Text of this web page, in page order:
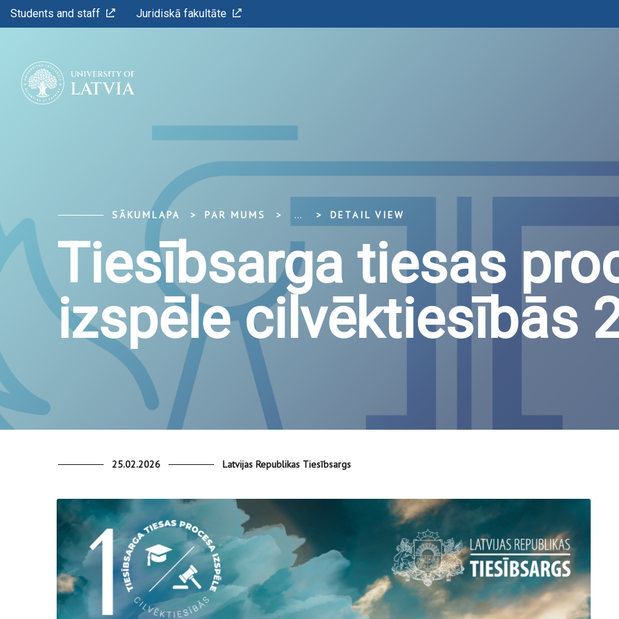
Students and staff Juridiskā fakultāte
SĀKUMLAPA PAR MUMS ... DETAIL VIEW
Tiesībsarga tiesas
izspēle cilvēktiesībās
25.02.2026 Latvijas Republikas Tiesībsargs